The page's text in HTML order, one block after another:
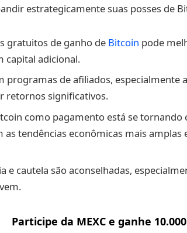
estrategicamente suas posses de
gratuitos de ganho de Bitcoin pode
capital adicional.
programas de afiliados, especialmente
retornos significativos.
como pagamento está se tornando
as tendências econômicas mais amplas
e cautela são aconselhadas,
Participe da MEXC e ganhe 10.000